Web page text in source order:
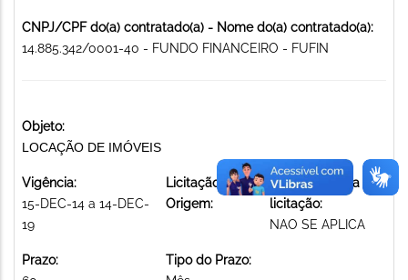
CNPJ/CPF do(a) contratado(a) - Nome do(a) contratado(a):
14.885.342/0001-40 - FUNDO FINANCEIRO - FUFIN
Objeto:
LOCAÇÃO DE IMÓVEIS
Vigência:
15-DEC-14 a 14-DEC-
19
Licitação de
Origem:
Modalidade da
licitação:
NAO SE APLICA
Prazo:
Tipo do Prazo: